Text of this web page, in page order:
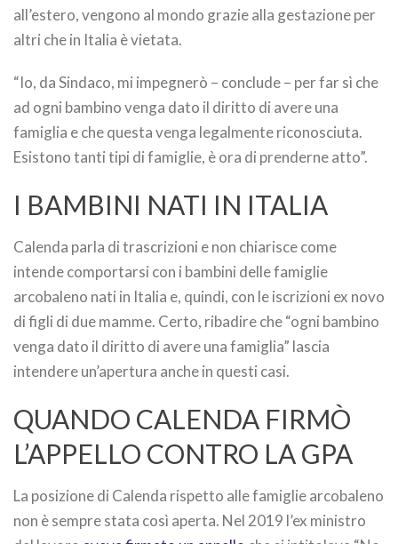
all’estero, vengono al mondo grazie alla gestazione per
altri che in Italia è vietata.
“Io, da Sindaco, mi impegnerò – conclude – per far sì che
ad ogni bambino venga dato il diritto di avere una
famiglia e che questa venga legalmente riconosciuta.
Esistono tanti tipi di famiglie, è ora di prenderne atto”.
I BAMBINI NATI IN ITALIA
Calenda parla di trascrizioni e non chiarisce come
intende comportarsi con i bambini delle famiglie
arcobaleno nati in Italia e, quindi, con le iscrizioni ex novo
di figli di due mamme. Certo, ribadire che “ogni bambino
venga dato il diritto di avere una famiglia” lascia
intendere un’apertura anche in questi casi.
QUANDO CALENDA FIRMÒ
L’APPELLO CONTRO LA GPA
La posizione di Calenda rispetto alle famiglie arcobaleno
non è sempre stata così aperta. Nel 2019 l’ex ministro